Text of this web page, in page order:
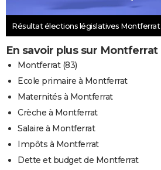
Résultat élections législatives Montferrat
En savoir plus sur Montferrat
Montferrat (83)
Ecole primaire à Montferrat
Maternités à Montferrat
Crèche à Montferrat
Salaire à Montferrat
Impôts à Montferrat
Dette et budget de Montferrat